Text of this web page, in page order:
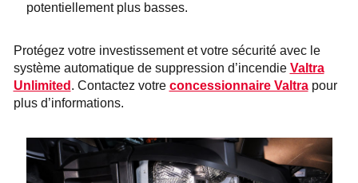
potentiellement plus basses.
Protégez votre investissement et votre sécurité avec le
système automatique de suppression d’incendie Valtra
Unlimited . Contactez votre concessionnaire Valtrapour
plus d’informations.